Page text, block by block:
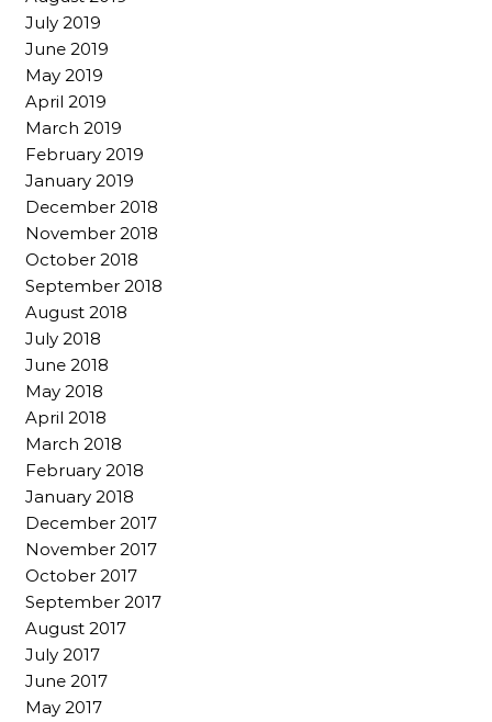
July 2019
June 2019
May 2019
April 2019
March 2019
February 2019
January 2019
December 2018
November 2018
October 2018
September 2018
August 2018
July 2018
June 2018
May 2018
April 2018
March 2018
February 2018
January 2018
December 2017
November 2017
October 2017
September 2017
August 2017
July 2017
June 2017
May 2017